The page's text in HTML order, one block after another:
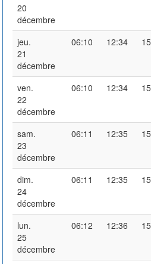
20
décembre
jeu.
21
décembre
06:10 12:34
ven.
22
décembre
06:10 12:34
sam.
23
décembre
06:11 12:35
dim.
24
décembre
06:11 12:35
lun.
25
décembre
06:12 12:36